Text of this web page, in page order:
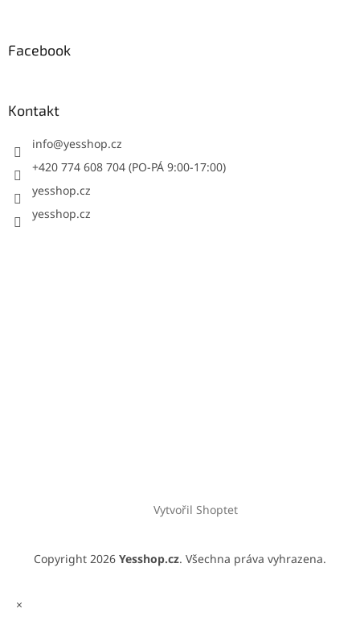
Facebook
Kontakt
info@yesshop.cz
+420 774 608 704 (PO-PÁ 9:00-17:00)
yesshop.cz
yesshop.cz
Vytvořil Shoptet
Copyright 2026 Yesshop.cz. Všechna práva vyhrazena.
×